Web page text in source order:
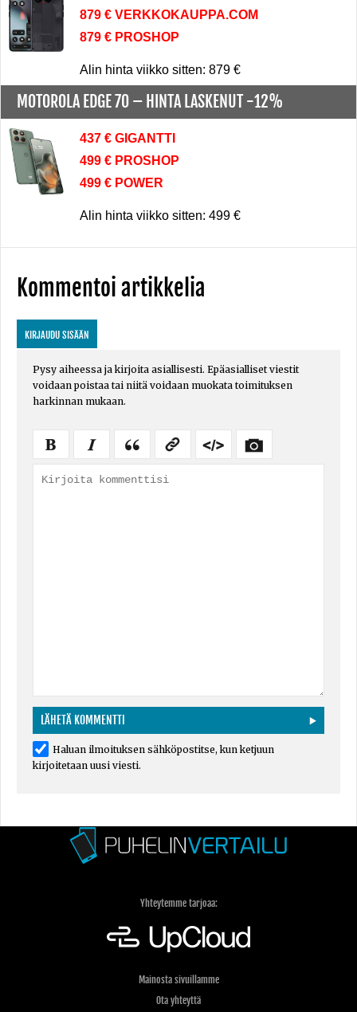
879 € VERKKOKAUPPA.COM
879 € PROSHOP
Alin hinta viikko sitten: 879 €
MOTOROLA EDGE 70 – HINTA LASKENUT -12%
437 € GIGANTTI
499 € PROSHOP
499 € POWER
Alin hinta viikko sitten: 499 €
Kommentoi artikkelia
KIRJAUDU SISÄÄN
Pysy aiheessa ja kirjoita asiallisesti. Epäasialliset viestit
voidaan poistaa tai niitä voidaan muokata toimituksen
harkinnan mukaan.
Haluan ilmoituksen sähköpostitse, kun ketjuun
kirjoitetaan uusi viesti.
Yhteytemme tarjoaa:
Mainosta sivuillamme
Ota yhteyttä